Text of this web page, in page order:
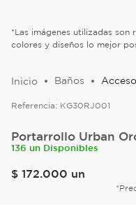
*Las imágenes utilizadas son
colores y diseños lo mejor
Baños
Referencia: KG30RJ001
Portarrollo Urban
136 un Disponibles
$ 172.000 un